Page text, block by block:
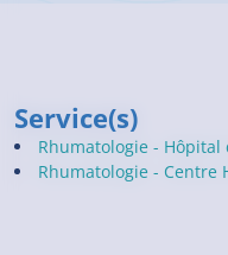
Service(s)
Rhumatologie - Hôpital
Rhumatologie - Centre